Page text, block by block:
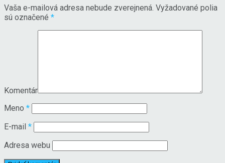
Vaša e-mailová adresa nebude zverejnená. Vyžadované polia
sú označené *
Komentár
Meno *
E-mail *
Adresa webu